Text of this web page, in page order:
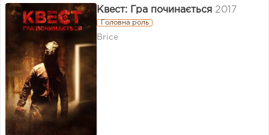
Квест: Гра починається 2017
Головна роль
Brice